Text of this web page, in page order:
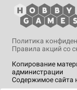
Копирование
администрации
Содержимое сайта
Политика
Правила акций со